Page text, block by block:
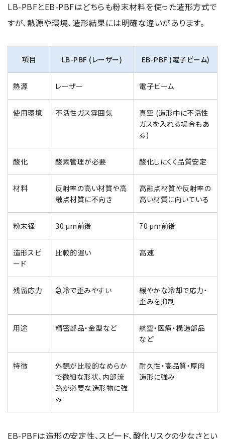
LB-PBFとEB-PBFはどちらも粉末材料を使った造形方式で
すが、熱源や環境、造形結果には明確な違いがあります。
項目 LB-PBF (レーザー) EB-PBF (電子ビーム)
熱源 レーザー 電子ビーム
使用環境 不活性ガス雰囲気
真空 (造形中に不活性
ガスを入れる場合もあ
る)
酸化 酸素管理が必要 酸化しにくく品質安定
材料
反射率の高い材質や高
融点材質に不向き
高融点材質や反射率の
高い材質に向いている
粉末径 30 μm前後 70 μm前後
造形スピ
ード
比較的遅い 高速
残留応力 急冷で歪みやすい
緩やかな冷却で応力・
歪みを抑制
用途 精密部品・金型など
航空・医療・構造部品
など
特徴
外観が比較的なめらか
で微細な形状、内部流
路が必要な造形物に強
み
耐久性・高品質・厚肉
造形に強み
EB-PBFは造形の安定性、スピード、酸化リスクの少なさとい